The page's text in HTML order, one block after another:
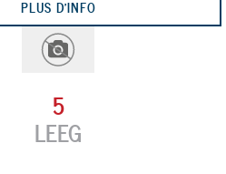
PLUS D'INFO
5
LEEG